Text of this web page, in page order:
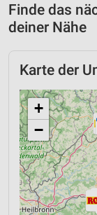
Finde das
deiner Nähe
Karte der
+
−